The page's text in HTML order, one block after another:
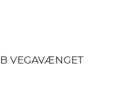
VEGAVÆNGET